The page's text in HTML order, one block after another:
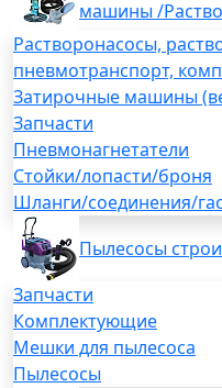
машины /
Растворонасосы,
пневмотранспорт,
Затирочные машины
Запчасти
Пневмонагнетатели
Стойки/лопасти/броня
Шланги/соединения/
Пылесосы
Запчасти
Комплектующие
Мешки для пылесоса
Пылесосы